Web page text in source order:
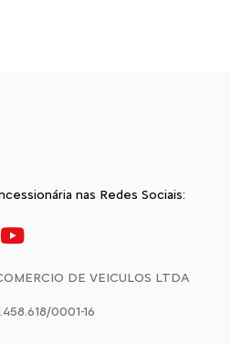
nas Redes Sociais:
DE VEICULOS LTDA
0001-16